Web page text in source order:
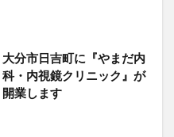
大分市日吉町に『やまだ内
科・内視鏡クリニック』が
開業します